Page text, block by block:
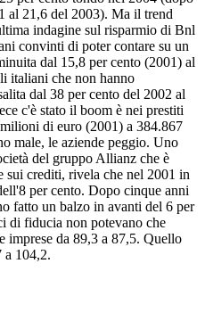
al 21,6 del 2003). Ma il trend
indagine sul risparmio di Bnl
convinti di poter contare su un
dal 15,8 per cento (2001) al
italiani che non hanno
dal 38 per cento del 2002 al
c'è stato il boom è nei prestiti
di euro (2001) a 384.867
male, le aziende peggio. Uno
del gruppo Allianz che è
sui crediti, rivela che nel 2001 in
per cento. Dopo cinque anni
fatto un balzo in avanti del 6 per
di fiducia non potevano che
imprese da 89,3 a 87,5. Quello
a 104,2.